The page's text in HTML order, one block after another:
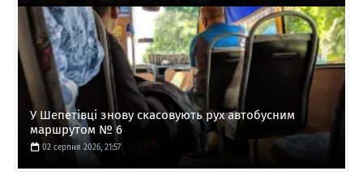
У Шепетівці знову скасовують рух автобусним
маршрутом № 6
02 серпня 2026, 21:57